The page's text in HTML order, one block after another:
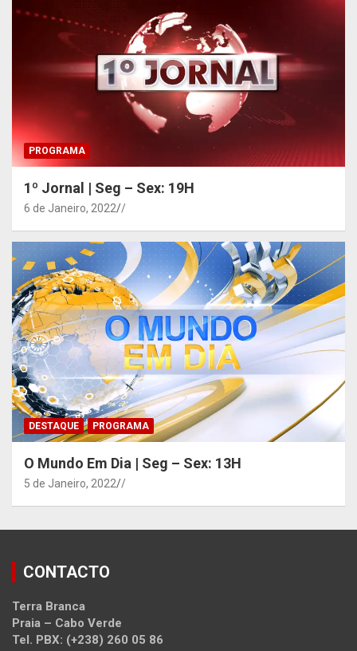
PROGRAMA
1º Jornal | Seg – Sex: 19H
6 de Janeiro, 2022 /
DESTAQUE PROGRAMA
O Mundo Em Dia | Seg – Sex: 13H
5 de Janeiro, 2022 /
CONTACTO
Terra Branca
Praia – Cabo Verde
Tel. PBX: (+238) 260 05 86